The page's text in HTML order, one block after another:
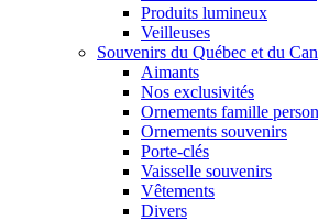
Produits lumineux
Veilleuses
Souvenirs du Québec et du
Aimants
Nos exclusivités
Ornements famille
Ornements souvenirs
Porte-clés
Vaisselle souvenirs
Vêtements
Divers